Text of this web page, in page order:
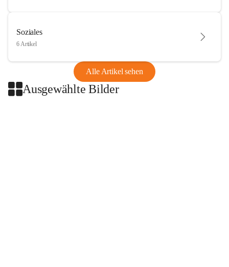
Soziales
6 Artikel
Alle Artikel sehen
Ausgewählte Bilder